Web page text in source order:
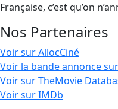
Française, c’est qu’on
Nos Partenaires
Voir sur AllocCiné
Voir la bande annonce
Voir sur TheMovie
Voir sur IMDb